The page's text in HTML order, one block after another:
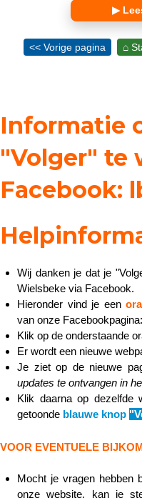
▶
<< Vorige pagina ⌂
Informatie
"Volger" te
Facebook:
Wij danken je dat je
Wielsbeke via Facebook.
Hieronder vind je een
van onze
Klik op de onderstaande
Er wordt een nieuwe
Je ziet op de nieuwe
updates te ontvangen in
Klik daarna op dezelfde
getoonde blauwe knop
VOOR EVENTUELE
Mocht je vragen hebben
onze website, kan je